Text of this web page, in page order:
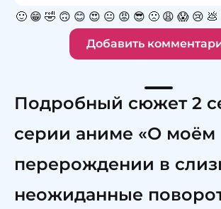
🙂 😁 🤣 🙃 😊 😍 😐 😡 😎 🙁 😩 😱 😢 💩
Добавить
Подробный сюжет 2
серии аниме «О моём
перерождении в
неожиданные